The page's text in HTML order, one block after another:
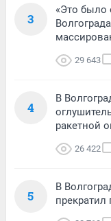
3
«Это было
29 643
4
В
ракетной
26 422
5
В